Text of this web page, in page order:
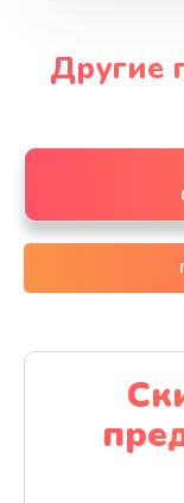
Другие